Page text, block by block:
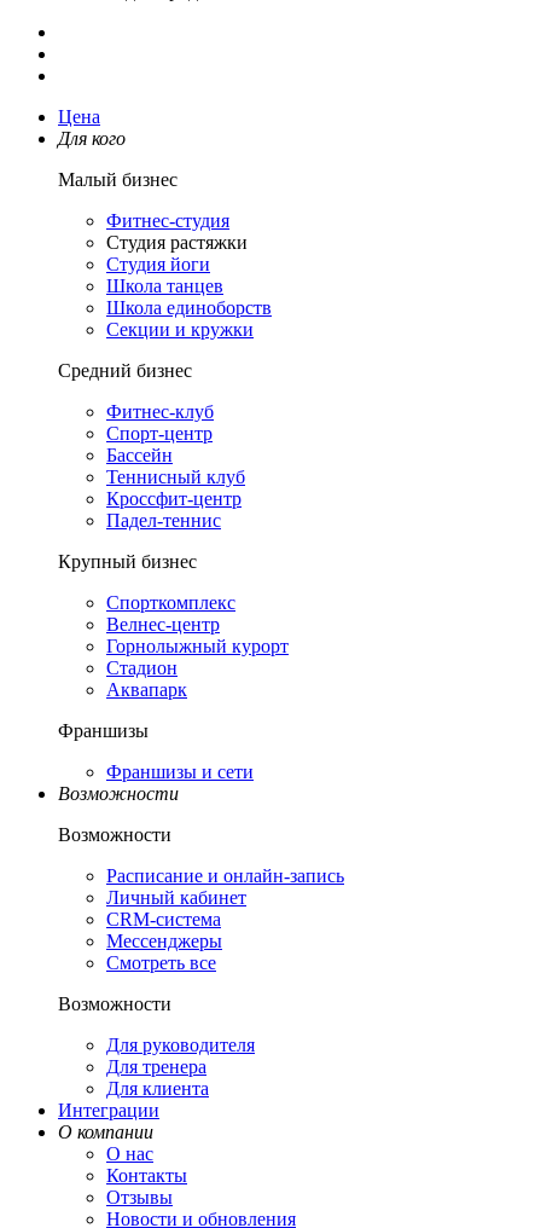
Цена
Для кого
Малый бизнес
Фитнес-студия
Студия растяжки
Студия йоги
Школа танцев
Школа единоборств
Секции и кружки
Средний бизнес
Фитнес-клуб
Спорт-центр
Бассейн
Теннисный клуб
Кроссфит-центр
Падел-теннис
Крупный бизнес
Спорткомплекс
Велнес-центр
Горнолыжный курорт
Стадион
Аквапарк
Франшизы
Франшизы и сети
Возможности
Возможности
Расписание и онлайн-запись
Личный кабинет
CRM-система
Мессенджеры
Смотреть все
Возможности
Для руководителя
Для тренера
Для клиента
Интеграции
О компании
О нас
Контакты
Отзывы
Новости и обновления